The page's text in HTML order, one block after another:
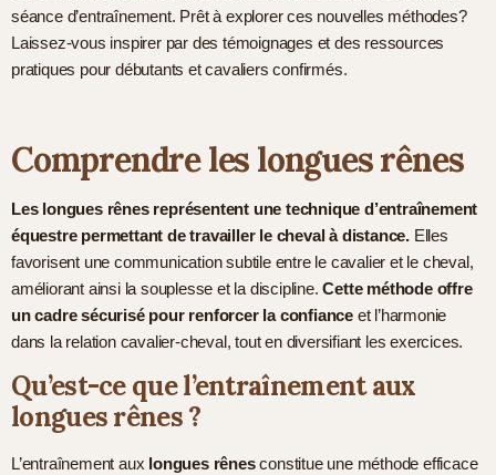
séance d’entraînement. Prêt à explorer ces nouvelles méthodes?
Laissez-vous inspirer par des témoignages et des ressources
pratiques pour débutants et cavaliers confirmés.
Comprendre les longues rênes
Les longues rênes représentent une technique d’entraînement
équestre permettant de travailler le cheval à distance. Elles
favorisent une communication subtile entre le cavalier et le cheval,
améliorant ainsi la souplesse et la discipline.Cette méthode offre
un cadre sécurisé pour renforcer la confiance et l’harmonie
dans la relation cavalier-cheval, tout en diversifiant les exercices.
Qu’est-ce que l’entraînement aux
longues rênes ?
L’entraînement aux longues rênesconstitue une méthode efficace